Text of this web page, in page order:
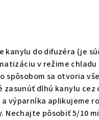
kanylu do difuzéra (je
v režime chladu
spôsobom sa otvoria
zasunúť dlhú kanylu
výparníka aplikujeme
Nechajte pôsobiť 5/10